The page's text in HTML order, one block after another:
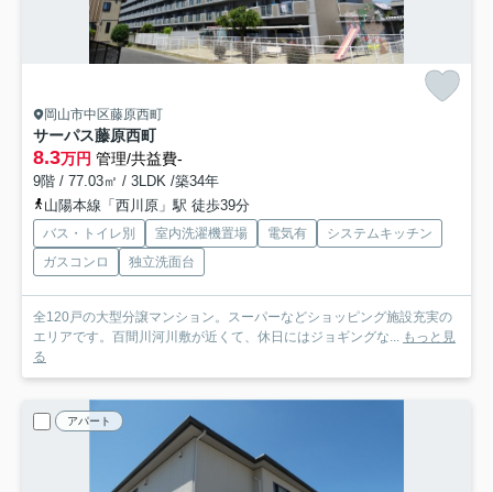
岡山市中区藤原西町
サーパス藤原西町
8.3万円 管理/共益費-
9階 / 77.03㎡ / 3LDK /築34年
山陽本線「西川原」駅 徒歩39分
バス・トイレ別 室内洗濯機置場 電気有
システムキッチン
ガスコンロ
独立洗面台
全120戸の大型分譲マンション。スーパーなどショッピング施設充実の
エリアです。百間川河川敷が近くて、休日にはジョギングな... もっと見
る
アパート